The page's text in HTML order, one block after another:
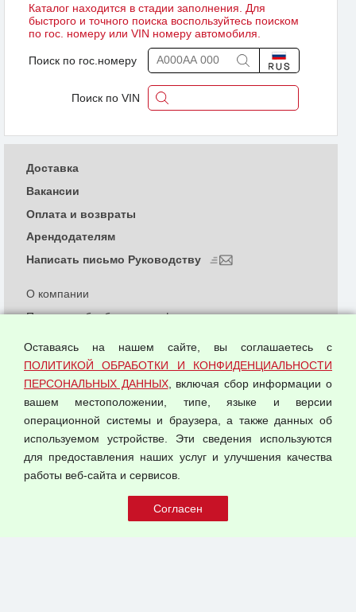
Каталог находится в стадии заполнения. Для
быстрого и точного поиска воспользуйтесь поиском
по гос. номеру или VIN номеру автомобиля.
Поиск по гос.номеру
Поиск по VIN
© 2026 ООО "Феникс"
О компании
Политика обработки и конфиденциальности
Согласием на обработку персональных данных
Оферта оптовой купли-продажи
Публичная оферта
Доставка
Вакансии
Оплата и возвраты
Арендодателям
Написать письмо Руководству
Оставаясь на нашем сайте, вы соглашаетесь с
ПОЛИТИКОЙ ОБРАБОТКИ И КОНФИДЕНЦИАЛЬНОСТИ
ПЕРСОНАЛЬНЫХ ДАННЫХ, включая сбор информации о
вашем местоположении, типе, языке и версии
операционной системы и браузера, а также данных об
используемом устройстве. Эти сведения используются
для предоставления наших услуг и улучшения качества
работы веб-сайта и сервисов.